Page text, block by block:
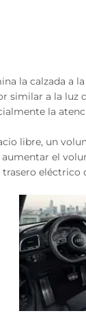
la calzada a
similar a la luz
la
libre, un
el
eléctrico